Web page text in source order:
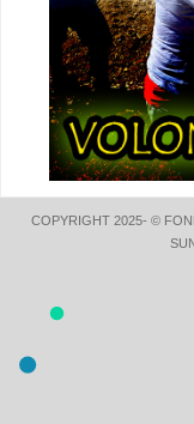
COPYRIGHT 2025- ©